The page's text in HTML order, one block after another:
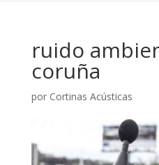
ruido
coruña
por Cortinas Acústicas